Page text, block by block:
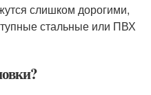
слишком дорогими,
стальные или ПВХ